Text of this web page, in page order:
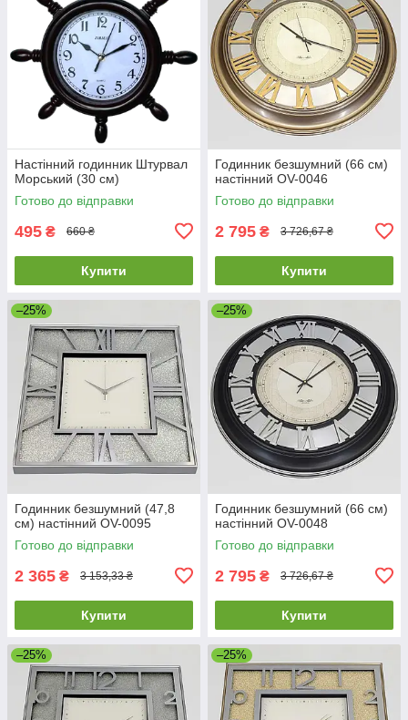
Настінний годинник Штурвал
Морський (30 см)
Готово до відправки
495 ₴ 660 ₴
Купити
Годинник безшумний (66 см)
настінний OV-0046
Готово до відправки
2 795 ₴ 3 726,67 ₴
Купити
–25%
Годинник безшумний (47,8
см) настінний OV-0095
Готово до відправки
2 365 ₴ 3 153,33 ₴
Купити
–25%
Годинник безшумний (66 см)
настінний OV-0048
Готово до відправки
2 795 ₴ 3 726,67 ₴
Купити
–25% –25%